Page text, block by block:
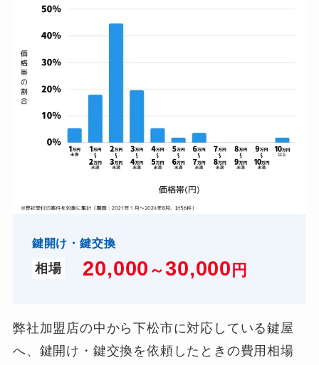
鍵開け・鍵交換
相場 20,000 ～30,000 円
弊社加盟店の中から下松市に対応している鍵屋
へ、鍵開け・鍵交換を依頼したときの費用相場